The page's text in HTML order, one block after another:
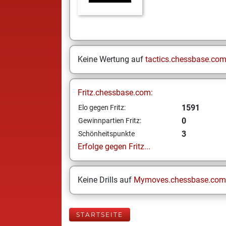
Keine Wertung auf tactics.chessbase.com
Fritz.chessbase.com:
Elo gegen Fritz: 1591
Gewinnpartien Fritz: 0
Schönheitspunkte
3
Erfolge gegen Fritz...
Keine Drills auf Mymoves.chessbase.com
STARTSEITE